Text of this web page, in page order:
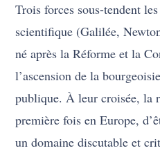
Trois forces sous-tendent
scientifique (Galilée,
né après la Réforme et la
l’ascension de la
publique. À leur croisée, la
première fois en Europe,
un domaine discutable et